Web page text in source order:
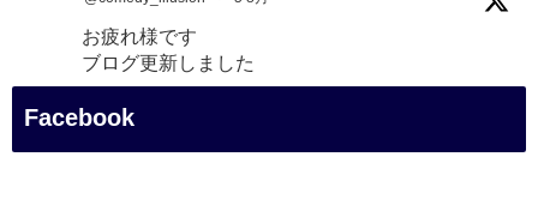
お疲れ様です
ブログ更新しました
「マジシャン和歌山旅 白浜町・三段壁展望台」
Facebook